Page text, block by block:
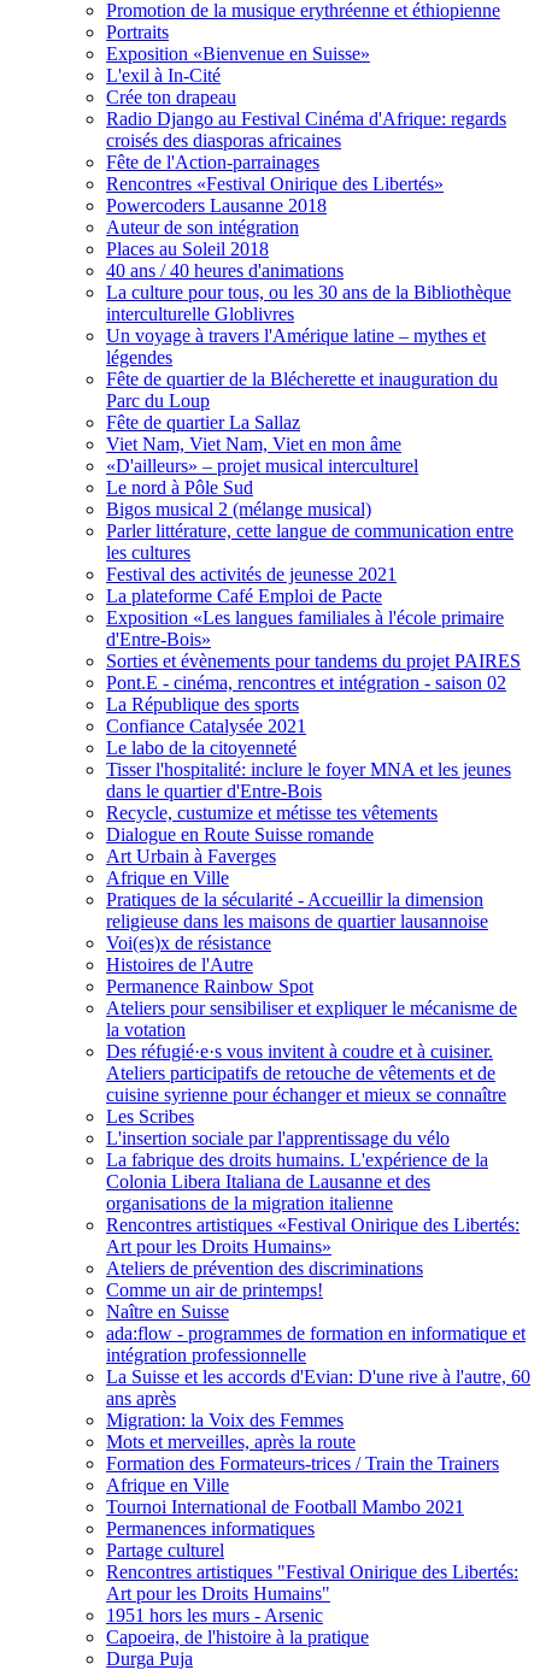
Promotion de la musique erythréenne et éthiopienne
Portraits
Exposition «Bienvenue en Suisse»
L'exil à In-Cité
Crée ton drapeau
Radio Django au Festival Cinéma d'Afrique: regards
croisés des diasporas africaines
Fête de l'Action-parrainages
Rencontres «Festival Onirique des Libertés»
Powercoders Lausanne 2018
Auteur de son intégration
Places au Soleil 2018
40 ans / 40 heures d'animations
La culture pour tous, ou les 30 ans de la Bibliothèque
interculturelle Globlivres
Un voyage à travers l'Amérique latine – mythes et
légendes
Fête de quartier de la Blécherette et inauguration du
Parc du Loup
Fête de quartier La Sallaz
Viet Nam, Viet Nam, Viet en mon âme
«D'ailleurs» – projet musical interculturel
Le nord à Pôle Sud
Bigos musical 2 (mélange musical)
Parler littérature, cette langue de communication entre
les cultures
Festival des activités de jeunesse 2021
La plateforme Café Emploi de Pacte
Exposition «Les langues familiales à l'école primaire
d'Entre-Bois»
Sorties et évènements pour tandems du projet PAIRES
Pont.E - cinéma, rencontres et intégration - saison 02
La République des sports
Confiance Catalysée 2021
Le labo de la citoyenneté
Tisser l'hospitalité: inclure le foyer MNA et les jeunes
dans le quartier d'Entre-Bois
Recycle, custumize et métisse tes vêtements
Dialogue en Route Suisse romande
Art Urbain à Faverges
Afrique en Ville
Pratiques de la sécularité - Accueillir la dimension
religieuse dans les maisons de quartier lausannoise
Voi(es)x de résistance
Histoires de l'Autre
Permanence Rainbow Spot
Ateliers pour sensibiliser et expliquer le mécanisme de
la votation
Des réfugié·e·s vous invitent à coudre et à cuisiner.
Ateliers participatifs de retouche de vêtements et de
cuisine syrienne pour échanger et mieux se connaître
Les Scribes
L'insertion sociale par l'apprentissage du vélo
La fabrique des droits humains. L'expérience de la
Colonia Libera Italiana de Lausanne et des
organisations de la migration italienne
Rencontres artistiques «Festival Onirique des Libertés:
Art pour les Droits Humains»
Ateliers de prévention des discriminations
Comme un air de printemps!
Naître en Suisse
ada:flow - programmes de formation en informatique et
intégration professionnelle
La Suisse et les accords d'Evian: D'une rive à l'autre, 60
ans après
Migration: la Voix des Femmes
Mots et merveilles, après la route
Formation des Formateurs-trices / Train the Trainers
Afrique en Ville
Tournoi International de Football Mambo 2021
Permanences informatiques
Partage culturel
Rencontres artistiques "Festival Onirique des Libertés:
Art pour les Droits Humains"
1951 hors les murs - Arsenic
Capoeira, de l'histoire à la pratique
Durga Puja